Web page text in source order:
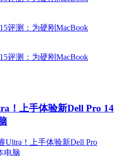
！上手体验新Dell Pro 14